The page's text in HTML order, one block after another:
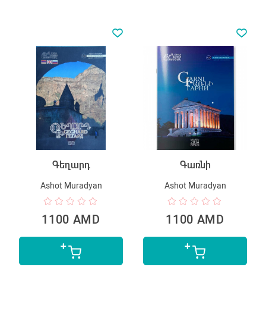
Գեղարդ
Ashot Muradyan
1100 AMD
Գառնի
Ashot Muradyan
1100 AMD